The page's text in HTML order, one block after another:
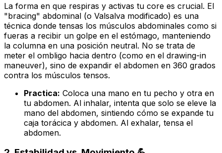
La forma en que respiras y activas tu core es crucial. El
"bracing" abdominal (o Valsalva modificado) es una
técnica donde tensas los músculos abdominales como si
fueras a recibir un golpe en el estómago, manteniendo
la columna en una posición neutral. No se trata de
meter el ombligo hacia dentro (como en el drawing-in
maneuver), sino de expandir el abdomen en 360 grados
contra los músculos tensos.
Practica: Coloca una mano en tu pecho y otra en
tu abdomen. Al inhalar, intenta que solo se eleve la
mano del abdomen, sintiendo cómo se expande tu
caja torácica y abdomen. Al exhalar, tensa el
abdomen.